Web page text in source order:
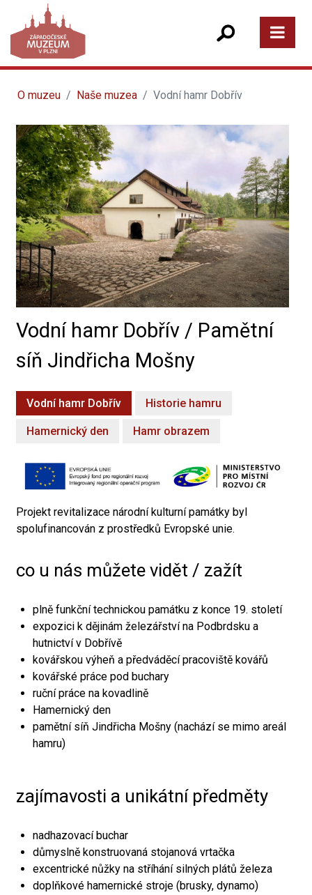
O muzeu Naše muzea Vodní hamr Dobřív
Vodní hamr Dobřív / Pamětní
síň Jindřicha Mošny
Vodní hamr Dobřív Historie hamru
Hamernický den Hamr obrazem
Projekt revitalizace národní kulturní památky byl
spolufinancován z prostředků Evropské unie.
co u nás můžete vidět / zažít
plně funkční technickou památku z konce 19. století
expozici k dějinám železářství na Podbrdsku a
hutnictví v Dobřívě
kovářskou výheň a předváděcí pracoviště kovářů
kovářské práce pod buchary
ruční práce na kovadlině
Hamernický den
pamětní síň Jindřicha Mošny (nachází se mimo areál
hamru)
zajímavosti a unikátní předměty
nadhazovací buchar
důmyslně konstruovaná stojanová vrtačka
excentrické nůžky na stříhání silných plátů železa
doplňkové hamernické stroje (brusky, dynamo)